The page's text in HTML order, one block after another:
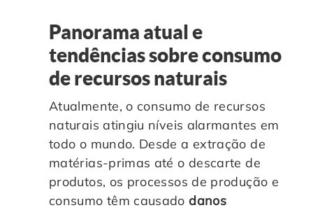
Panorama atual e
tendências sobre consumo
de recursos naturais
Atualmente, o consumo de recursos
naturais atingiu níveis alarmantes em
todo o mundo. Desde a extração de
matérias-primas até o descarte de
produtos, os processos de produção e
consumo têm causado danos